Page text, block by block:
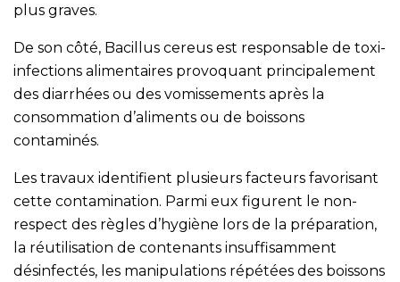
plus graves.
De son côté, Bacillus cereus est responsable de toxi-
infections alimentaires provoquant principalement
des diarrhées ou des vomissements après la
consommation d’aliments ou de boissons
contaminés.
Les travaux identifient plusieurs facteurs favorisant
cette contamination. Parmi eux figurent le non-
respect des règles d’hygiène lors de la préparation,
la réutilisation de contenants insuffisamment
désinfectés, les manipulations répétées des boissons